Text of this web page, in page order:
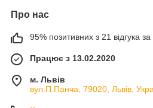
Про нас
95% позитивних з 21 відгука за
Працює з 13.02.2020
м. Львів
вул.П.Панча, 79020, Львів,